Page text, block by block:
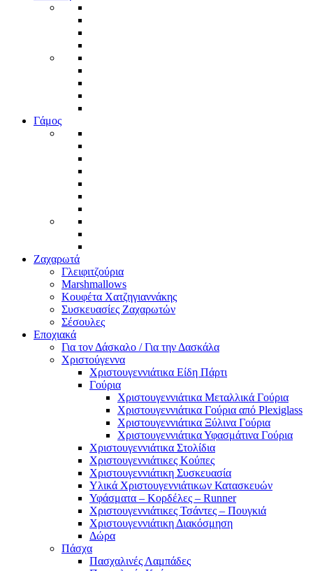
Γάμος
Ζαχαρωτά
Γλειφιτζούρια
Marshmallows
Κουφέτα Χατζηγιαννάκης
Συσκευασίες Ζαχαρωτών
Σέσουλες
Εποχιακά
Για τον Δάσκαλο / Για την Δασκάλα
Χριστούγεννα
Χριστουγεννιάτικα Είδη Πάρτι
Γούρια
Χριστουγεννιάτικα Μεταλλικά Γούρια
Χριστουγεννιάτικα Γούρια από Plexiglass
Χριστουγεννιάτικα Ξύλινα Γούρια
Χριστουγεννιάτικα Υφασμάτινα Γούρια
Χριστουγεννιάτικα Στολίδια
Χριστουγεννιάτικες Κούπες
Χριστουγεννιάτικη Συσκευασία
Υλικά Χριστουγεννιάτικων Κατασκευών
Υφάσματα – Κορδέλες – Runner
Χριστουγεννιάτικες Τσάντες – Πουγκιά
Χριστουγεννιάτικη Διακόσμηση
Δώρα
Πάσχα
Πασχαλινές Λαμπάδες